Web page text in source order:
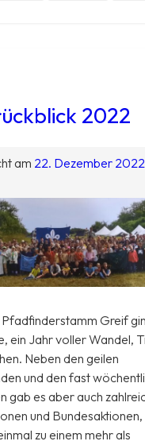
2022
am 22. Dezember 2022
Greif
ein Jahr voller Wandel,
Neben den geilen
und den fast
gab es aber auch
und Bundesaktionen,
zu einem mehr als